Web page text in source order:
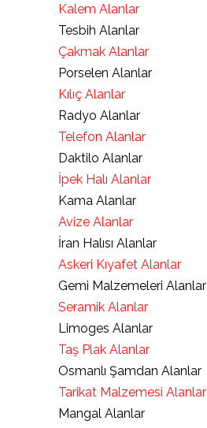
Kalem Alanlar
Tesbih Alanlar
Çakmak Alanlar
Porselen Alanlar
Kılıç Alanlar
Radyo Alanlar
Telefon Alanlar
Daktilo Alanlar
İpek Halı Alanlar
Kama Alanlar
Avize Alanlar
İran Halısı Alanlar
Askeri Kıyafet Alanlar
Gemi Malzemeleri Alanlar
Seramik Alanlar
Limoges Alanlar
Taş Plak Alanlar
Osmanlı Şamdan Alanlar
Tarikat Malzemesi Alanlar
Mangal Alanlar